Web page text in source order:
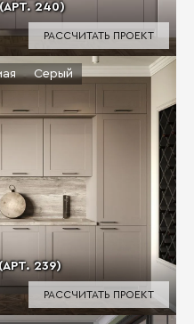
240)
РАССЧИТАТЬ ПРОЕКТ
239)
Серый
РАССЧИТАТЬ ПРОЕКТ